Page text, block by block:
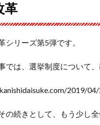
革
シリーズ第5弾です。
では、選挙制度について
2019/
の続きとして、もう少し